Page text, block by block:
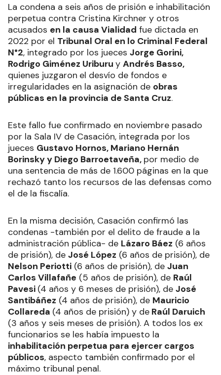
La condena a seis años de prisión e inhabilitación
perpetua contra Cristina Kirchner y otros
acusados en la causa Vialidad fue dictada en
2022 por el Tribunal Oral en lo Criminal Federal
N°2, integrado por los jueces Jorge Gorini,
Rodrigo Giménez Uriburu y Andrés Basso,
quienes juzgaron el desvío de fondos e
irregularidades en la asignación de obras
públicas en la provincia de Santa Cruz.
Este fallo fue confirmado en noviembre pasado
por la Sala IV de Casación, integrada por los
jueces Gustavo Hornos, Mariano Hernán
Borinsky y Diego Barroetaveña, por medio de
una sentencia de más de 1.600 páginas en la que
rechazó tanto los recursos de las defensas como
el de la fiscalía.
En la misma decisión, Casación confirmó las
condenas -también por el delito de fraude a la
administración pública- de Lázaro Báez (6 años
de prisión), de José López (6 años de prisión), de
Nelson Periotti (6 años de prisión), de Juan
Carlos Villafañe (5 años de prisión), de Raúl
Pavesi (4 años y 6 meses de prisión), de José
Santibáñez (4 años de prisión), de Mauricio
Collareda (4 años de prisión) y de Raúl Daruich
(3 años y seis meses de prisión). A todos los ex
funcionarios se les había impuesto la
inhabilitación perpetua para ejercer cargos
públicos, aspecto también confirmado por el
máximo tribunal penal.